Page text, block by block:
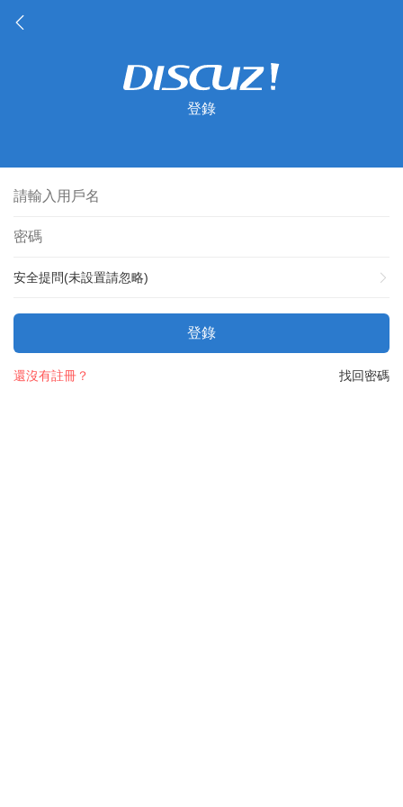
登錄
安全提問(未設置請忽略)
登錄
找回密碼
還沒有註冊？